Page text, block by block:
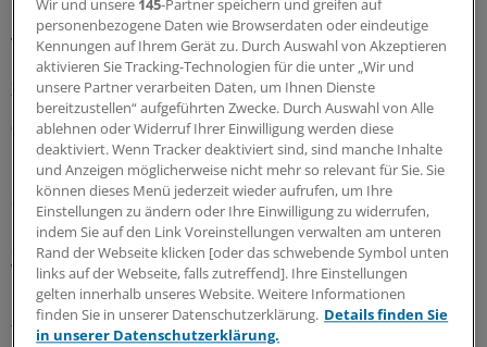
In nur zwölf Stunden waren die 6.000 Fahrdienste
vergeben: Der neu strukturierte ärztliche
Bereitschaftsdienst in Nordrhein wird gut angenommen.
Zuständig sind spezielle Kooperationsmediziner.
07.08.2026
Sparpaket sorgt für Unsicherheit
Praxisbesonderheiten in Zeiten des GKV-
Spargesetzes: Klarheit soll es in der kommenden
Woche geben
Ein Passus des Beitragssatzstabilisierungsgesetz sorgt
für Unruhe unter Ärztinnen und Ärzten. Stehen die
Wir und unsere 145-Partner speichern und greifen auf
personenbezogene Daten wie Browserdaten oder eindeutige
Kennungen auf Ihrem Gerät zu. Durch Auswahl von Akzeptieren
aktivieren Sie Tracking-Technologien für die unter „Wir und
unsere Partner verarbeiten Daten, um Ihnen Dienste
bereitzustellen“ aufgeführten Zwecke. Durch Auswahl von Alle
ablehnen oder Widerruf Ihrer Einwilligung werden diese
deaktiviert. Wenn Tracker deaktiviert sind, sind manche Inhalte
und Anzeigen möglicherweise nicht mehr so relevant für Sie. Sie
können dieses Menü jederzeit wieder aufrufen, um Ihre
Einstellungen zu ändern oder Ihre Einwilligung zu widerrufen,
indem Sie auf den Link Voreinstellungen verwalten am unteren
Rand der Webseite klicken [oder das schwebende Symbol unten
links auf der Webseite, falls zutreffend]. Ihre Einstellungen
gelten innerhalb unseres Website. Weitere Informationen
finden Sie in unserer Datenschutzerklärung. Details finden Sie
in unserer Datenschutzerklärung.